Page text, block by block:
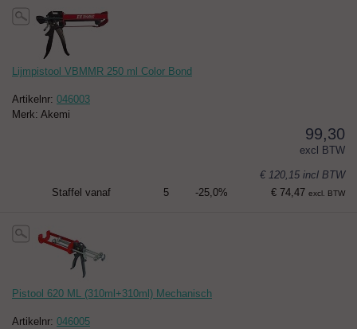
Lijmpistool VBMMR 250 ml Color Bond
Artikelnr: 046003
Merk: Akemi
99,30
excl BTW
€ 120,15 incl BTW
Staffel vanaf
5 -25,0% € 74,47 excl. BTW
Pistool 620 ML (310ml+310ml) Mechanisch
Artikelnr: 046005